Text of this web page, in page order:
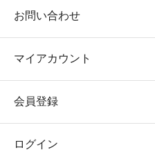
お問い合わせ
マイアカウント
会員登録
ログイン